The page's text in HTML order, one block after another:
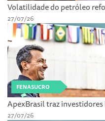
Volatilidade do petróleo
27/07/26
FENASUCRO
ApexBrasil traz investidores
27/07/26